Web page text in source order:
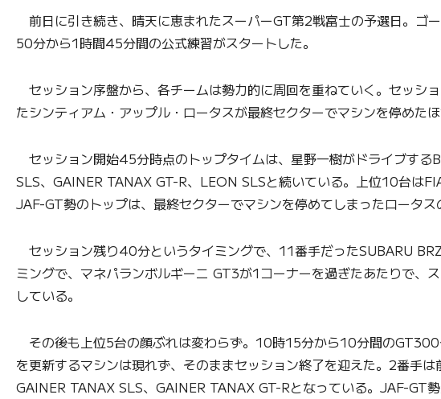
前日に引き続き、晴天に恵まれたスーパーGT第2戦富士の予選日。ゴ
50分から1時間45分間の公式練習がスタートした。
セッション序盤から、各チームは勢力的に周回を重ねていく。セッ
たシンティアム・アップル・ロータスが最終セクターでマシンを停めた
セッション開始45分時点のトップタイムは、星野一樹がドライブす
SLS、GAINER TANAX GT-R、LEON SLSと続いている。上位10台は
JAF-GT勢のトップは、最終セクターでマシンを停めてしまったロータス
セッション残り40分というタイミングで、11番手だったSUBARU
ミングで、マネパランボルギーニ GT3が1コーナーを過ぎたあたりで、
している。
その後も上位5台の顔ぶれは変わらず。10時15分から10分間の
を更新するマシンは現れず、そのままセッション終了を迎えた。2番
GAINER TANAX SLS、GAINER TANAX GT-Rとなっている。JAF-GT